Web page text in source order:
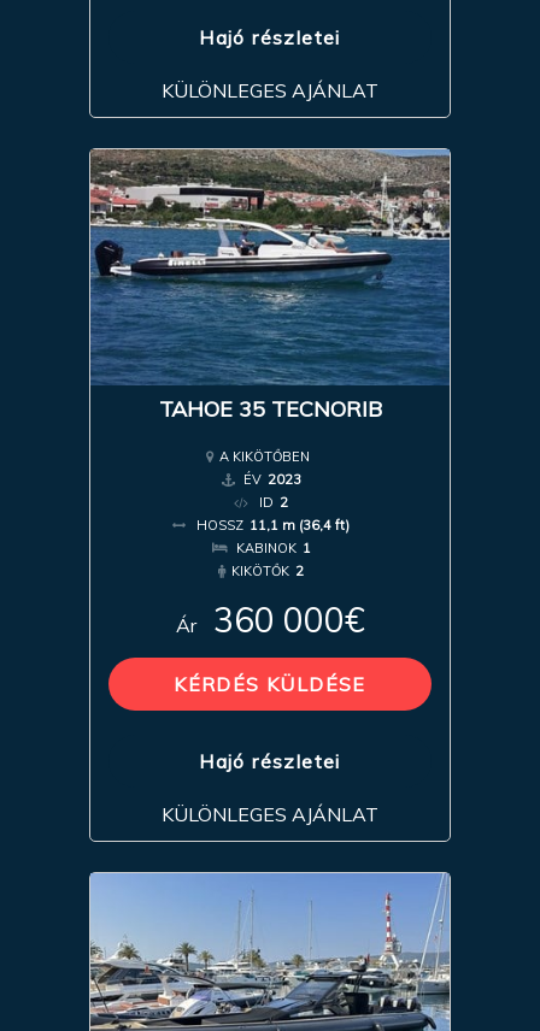
Hajó részletei
KÜLÖNLEGES AJÁNLAT
TAHOE 35 TECNORIB
A KIKÖTŐBEN
ÉV 2023
ID 2
HOSSZ 11,1 m (36,4 ft)
KABINOK 1
KIKÖTŐK 2
Ár 360 000€
KÉRDÉS KÜLDÉSE
Hajó részletei
KÜLÖNLEGES AJÁNLAT